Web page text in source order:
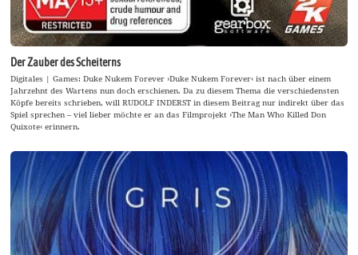
Der Zauber des Scheiterns
Digitales | Games: Duke Nukem Forever ›Duke Nukem Forever‹ ist nach über einem
Jahrzehnt des Wartens nun doch erschienen. Da zu diesem Thema die verschiedensten
Köpfe bereits schrieben, will RUDOLF INDERST in diesem Beitrag nur indirekt über das
Spiel sprechen – viel lieber möchte er an das Filmprojekt ›The Man Who Killed Don
Quixote‹ erinnern.